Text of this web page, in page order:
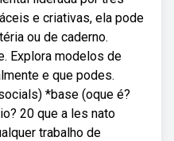
e criativas, ela pode
ou de caderno.
Explora modelos de
e que podes.
*base (oque é?
20 que a les nato
trabalho de